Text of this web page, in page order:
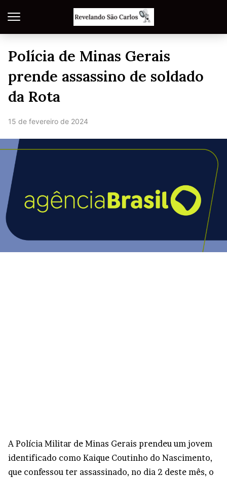
Polícia de Minas Gerais
prende assassino de soldado
da Rota
15 de fevereiro de 2024
A Polícia Militar de Minas Gerais prendeu um jovem
identificado como Kaique Coutinho do Nascimento,
que confessou ter assassinado, no dia 2 deste mês, o